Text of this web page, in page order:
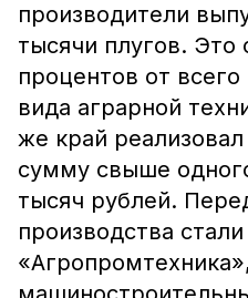
производители
тысячи плугов. Это
процентов от
вида аграрной
же край
сумму свыше
тысяч рублей.
производства стали